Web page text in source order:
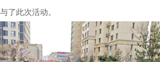
与了此次活动。